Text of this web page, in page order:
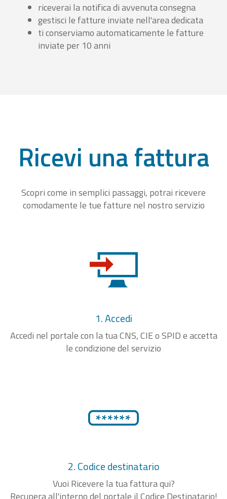
riceverai la notifica di avvenuta consegna
gestisci le fatture inviate nell'area dedicata
ti conserviamo automaticamente le fatture
inviate per 10 anni
Ricevi una fattura
Scopri come in semplici passaggi, potrai ricevere
comodamente le tue fatture nel nostro servizio
1. Accedi
Accedi nel portale con la tua CNS, CIE o SPID e accetta
le condizione del servizio
2. Codice destinatario
Vuoi Ricevere la tua fattura qui?
Recupera all'interno del portale il Codice Destinatario!